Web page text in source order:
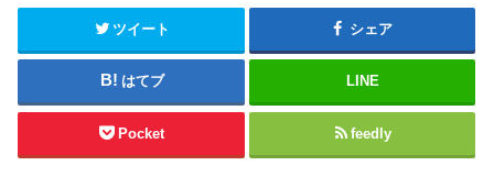
ツイート シェア
はてブ LINE
Pocket feedly